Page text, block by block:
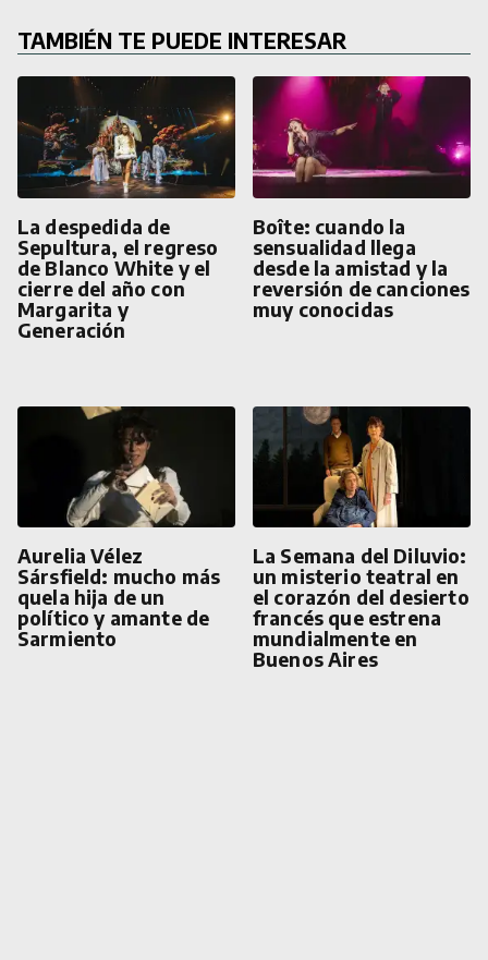
TAMBIÉN TE PUEDE INTERESAR
La despedida de
Sepultura, el regreso
de Blanco White y el
cierre del año con
Margarita y
Generación
Boîte: cuando la
sensualidad llega
desde la amistad y la
reversión de canciones
muy conocidas
Aurelia Vélez
Sársfield: mucho más
quela hija de un
político y amante de
Sarmiento
La Semana del Diluvio:
un misterio teatral en
el corazón del desierto
francés que estrena
mundialmente en
Buenos Aires